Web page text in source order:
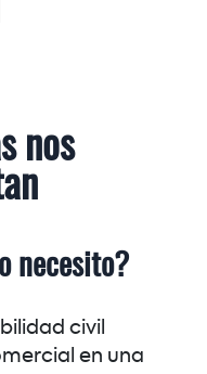
nos
necesito?
civil
en una